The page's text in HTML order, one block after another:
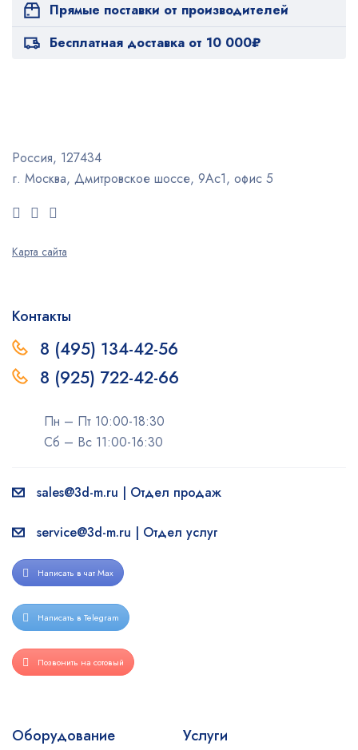
Прямые поставки от производителей
Бесплатная доставка от 10 000₽
Россия, 127434
г. Москва, Дмитровское шоссе, 9Ас1, офис 5
Карта сайта
Контакты
8 (495) 134-42-56
8 (925) 722-42-66
Пн – Пт 10:00-18:30
Сб – Вс 11:00-16:30
sales@3d-m.ru | Отдел продаж
service@3d-m.ru | Отдел услуг
Написать в чат Max
Написать в Telegram
Позвонить на сотовый
Оборудование Услуги